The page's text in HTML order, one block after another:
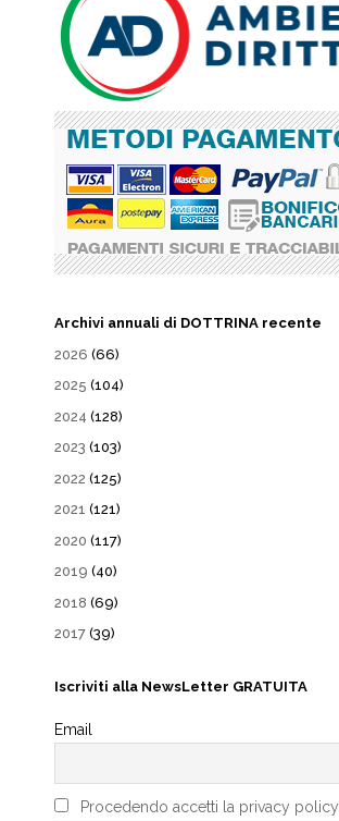
Archivi annuali di DOTTRINA recente
2026 (66)
2025 (104)
2024 (128)
2023 (103)
2022 (125)
2021 (121)
2020 (117)
2019 (40)
2018 (69)
2017 (39)
Iscriviti alla NewsLetter GRATUITA
Email
Procedendo accetti la privacy policy